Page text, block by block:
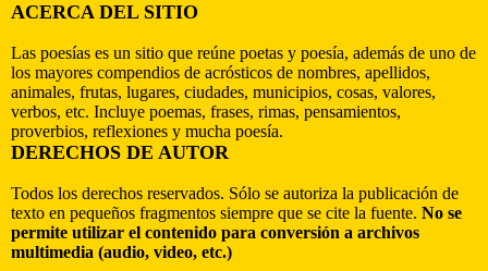
ACERCA DEL SITIO
Las poesías es un sitio que reúne poetas y poesía, además de uno de
los mayores compendios de acrósticos de nombres, apellidos,
animales, frutas, lugares, ciudades, municipios, cosas, valores,
verbos, etc. Incluye poemas, frases, rimas, pensamientos,
proverbios, reflexiones y mucha poesía.
DERECHOS DE AUTOR
Todos los derechos reservados. Sólo se autoriza la publicación de
texto en pequeños fragmentos siempre que se cite la fuente. No se
permite utilizar el contenido para conversión a archivos
multimedia (audio, video, etc.)